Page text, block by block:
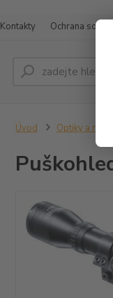
Kontakty Ochrana
Úvod Optiky a